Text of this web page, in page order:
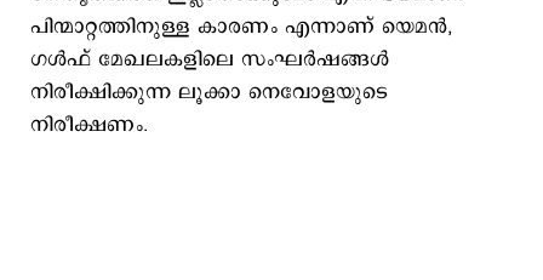
പിന്മാറ്റത്തിനുള്ള കാരണം എന്നാണ് യെമൻ,
ഗൾഫ് മേഖലകളിലെ സംഘര്‍ഷങ്ങള്‍
നിരീക്ഷിക്കുന്ന ലൂക്കാ നെവോളയുടെ
നിരീക്ഷണം.